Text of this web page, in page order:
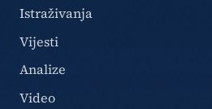
Istraživanja
Vijesti
Analize
Video